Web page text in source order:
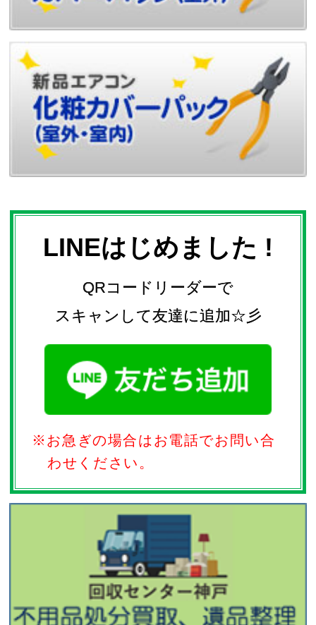
LINEはじめました !
QRコードリーダーで
スキャンして友達に追加☆彡
※お急ぎの場合はお電話でお問い合
わせください。